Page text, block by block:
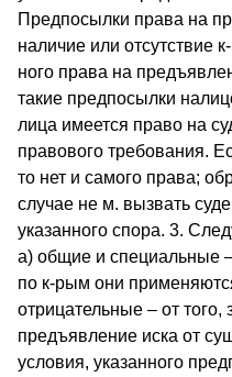
Предпосылки права на
наличие или отсутствие
ного права на
такие предпосылки
лица имеется право на
правового требования.
то нет и самого права;
случае не м. вызвать
указанного спора. 3.
а) общие и специальные
по к-рым они
отрицательные – от того,
предъявление иска от
условия, указанного